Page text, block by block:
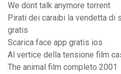
We dont talk anymore torrent
Pirati dei caraibi la vendetta di
gratis
Scarica face app gratis ios
Al vertice della tensione film
The animal film completo 2001